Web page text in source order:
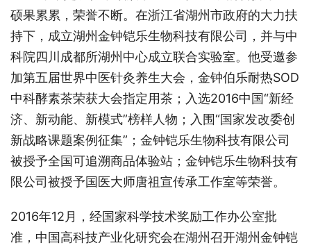
硕果累累，荣誉不断。在浙江省湖州市政府的大力扶
持下，成立湖州金钟铠乐生物科技有限公司，并与中
科院四川成都所湖州中心成立联合实验室。他受邀参
加第五届世界中医针灸养生大会，金钟伯乐耐热SOD
中科酵素茶荣获大会指定用茶；入选2016中国“新经
济、新动能、新模式”榜样人物；入围“国家发改委创
新战略课题案例征集”；金钟铠乐生物科技有限公司
被授予全国可追溯商品体验站；金钟铠乐生物科技有
限公司被授予国医大师唐祖宣传承工作室等荣誉。
2016年12月，经国家科学技术奖励工作办公室批
准，中国高科技产业化研究会在湖州召开湖州金钟铠